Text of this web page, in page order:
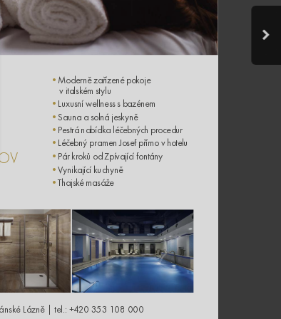
Lázně | tel.: +420 353 1 08 000
• Moderně zařízené pokoje
     v italském st
ylu
• Luxusní wellness s bazénem
•Sauna a solná jeskyně
• Pestrá nabídka léčebných procedur
• Léčebný pramen Josef přímo v hotelu
• Pár kroků od Zpívající fontány
•Vynikající kuchyně
•Thajské masáže